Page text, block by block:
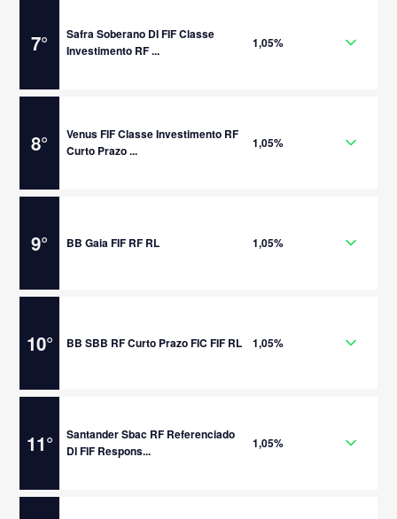
7°
Safra Soberano DI FIF Classe
Investimento RF ...
1,05%
8°
Venus FIF Classe Investimento RF
Curto Prazo ...
1,05%
9° BB Gaia FIF RF RL 1,05%
10° BB SBB RF Curto Prazo FIC FIF RL 1,05%
11°
Santander Sbac RF Referenciado
DI FIF Respons...
1,05%